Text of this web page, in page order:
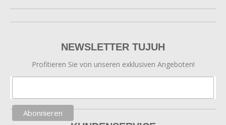
NEWSLETTER TUJUH
Profitieren Sie von unseren exklusiven Angeboten!